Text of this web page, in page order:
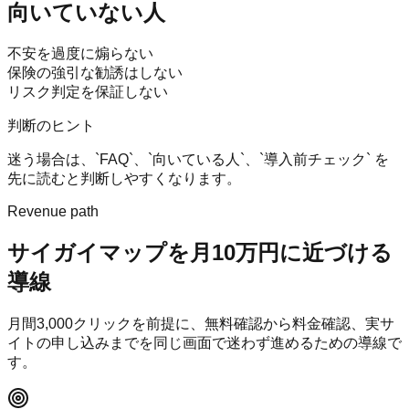
向いていない人
不安を過度に煽らない
保険の強引な勧誘はしない
リスク判定を保証しない
判断のヒント
迷う場合は、`FAQ`、`向いている人`、`導入前チェック` を
先に読むと判断しやすくなります。
Revenue path
サイガイマップを月10万円に近づける
導線
月間3,000クリックを前提に、無料確認から料金確認、実サ
イトの申し込みまでを同じ画面で迷わず進めるための導線で
す。